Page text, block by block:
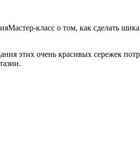
Мастер-класс о том, как сделать
этих очень красивых сережек